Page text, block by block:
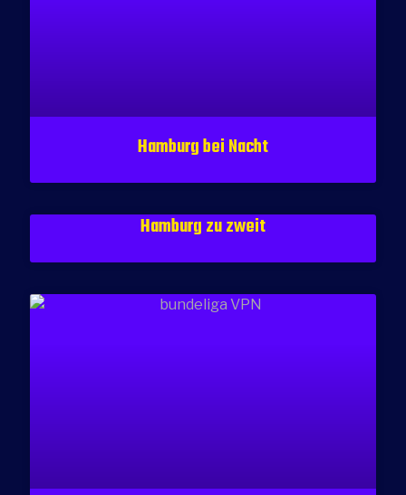
Hamburg bei Nacht
Hamburg zu zweit